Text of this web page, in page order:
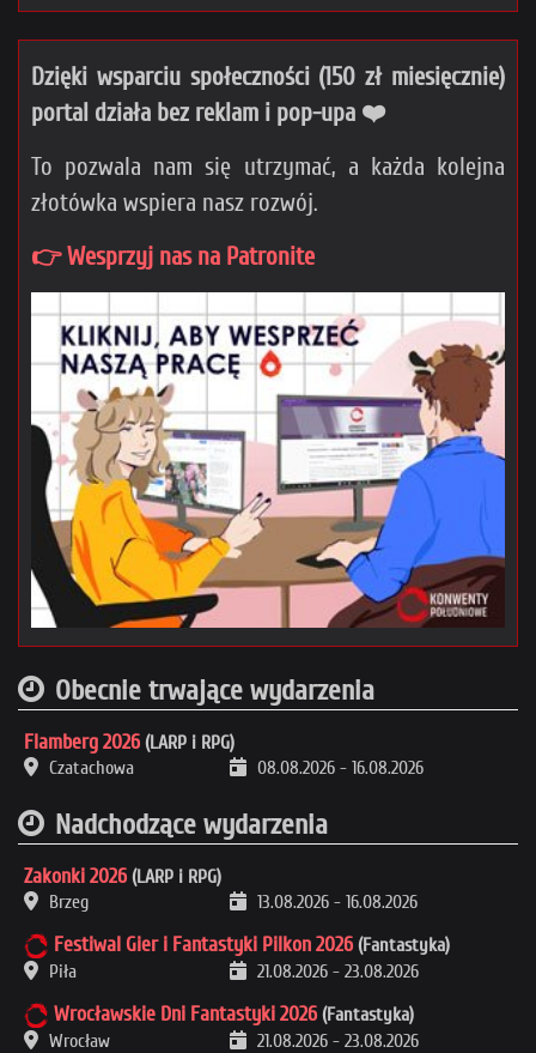
Dzięki wsparciu społeczności (150 zł miesięcznie)
portal działa bez reklam i pop-upa ❤️
To pozwala nam się utrzymać, a każda kolejna
złotówka wspiera nasz rozwój.
👉 Wesprzyj nas na Patronite
Obecnie trwające wydarzenia
Flamberg 2026 (LARP i RPG)
Czatachowa
08.08.2026 - 16.08.2026
Nadchodzące wydarzenia
Zakonki 2026 (LARP i RPG)
Brzeg
13.08.2026 - 16.08.2026
Festiwal Gier i Fantastyki Pilkon 2026 (Fantastyka)
Piła
21.08.2026 - 23.08.2026
Wrocławskie Dni Fantastyki 2026 (Fantastyka)
Wrocław
21.08.2026 - 23.08.2026